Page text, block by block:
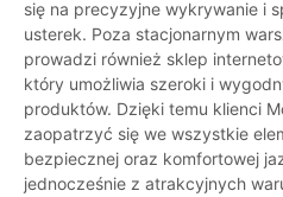
się na precyzyjne wykrywanie i
usterek. Poza stacjonarnym
prowadzi również sklep
który umożliwia szeroki i
produktów. Dzięki temu klienci
zaopatrzyć się we wszystkie
bezpiecznej oraz komfortowej
jednocześnie z atrakcyjnych